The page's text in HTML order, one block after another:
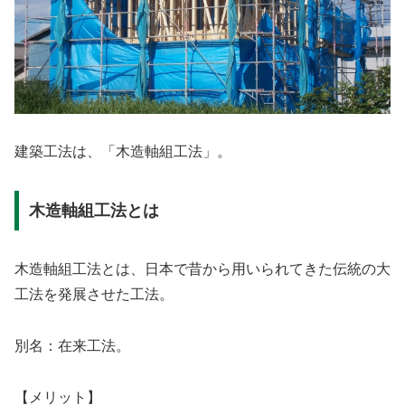
建築工法は、「木造軸組工法」。
木造軸組工法とは
木造軸組工法とは、日本で昔から用いられてきた伝統の大
工法を発展させた工法。
別名：在来工法。
【メリット】